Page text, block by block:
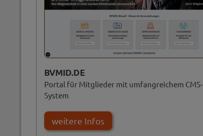
BVMID.DE
Portal für Mitglieder mit umfangreichem CMS-
System
weitere Infos